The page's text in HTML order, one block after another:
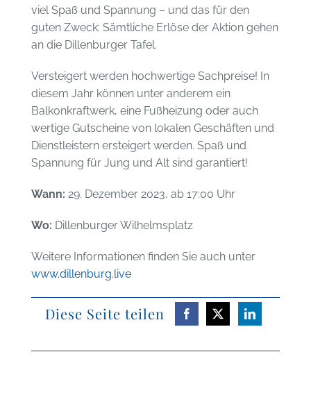
viel Spaß und Spannung – und das für den
guten Zweck: Sämtliche Erlöse der Aktion gehen
an die Dillenburger Tafel.
Versteigert werden hochwertige Sachpreise! In
diesem Jahr können unter anderem ein
Balkonkraftwerk, eine Fußheizung oder auch
wertige Gutscheine von lokalen Geschäften und
Dienstleistern ersteigert werden. Spaß und
Spannung für Jung und Alt sind garantiert!
Wann: 29. Dezember 2023, ab 17:00 Uhr
Wo: Dillenburger Wilhelmsplatz
Weitere Informationen finden Sie auch unter
www.dillenburg.live
Diese Seite teilen